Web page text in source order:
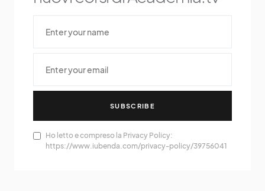
SUBSCRIBE
Ho letto e compreso la Privacy Policy:
https://www.iubenda.com/privacy-policy/39756041